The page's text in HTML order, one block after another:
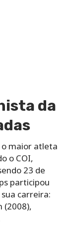
da
o maior atleta
o COI,
23 de
participou
carreira:
(2008),